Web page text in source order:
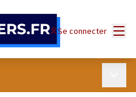
Se connecter